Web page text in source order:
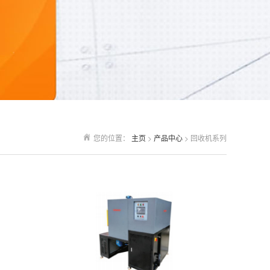
您的位置： 主页 > 产品中心 > 回收机系列